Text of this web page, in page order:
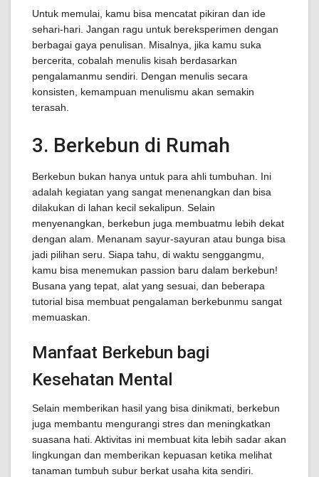
Untuk memulai, kamu bisa mencatat pikiran dan ide
sehari-hari. Jangan ragu untuk bereksperimen dengan
berbagai gaya penulisan. Misalnya, jika kamu suka
bercerita, cobalah menulis kisah berdasarkan
pengalamanmu sendiri. Dengan menulis secara
konsisten, kemampuan menulismu akan semakin
terasah.
3. Berkebun di Rumah
Berkebun bukan hanya untuk para ahli tumbuhan. Ini
adalah kegiatan yang sangat menenangkan dan bisa
dilakukan di lahan kecil sekalipun. Selain
menyenangkan, berkebun juga membuatmu lebih dekat
dengan alam. Menanam sayur-sayuran atau bunga bisa
jadi pilihan seru. Siapa tahu, di waktu senggangmu,
kamu bisa menemukan passion baru dalam berkebun!
Busana yang tepat, alat yang sesuai, dan beberapa
tutorial bisa membuat pengalaman berkebunmu sangat
memuaskan.
Manfaat Berkebun bagi
Kesehatan Mental
Selain memberikan hasil yang bisa dinikmati, berkebun
juga membantu mengurangi stres dan meningkatkan
suasana hati. Aktivitas ini membuat kita lebih sadar akan
lingkungan dan memberikan kepuasan ketika melihat
tanaman tumbuh subur berkat usaha kita sendiri.